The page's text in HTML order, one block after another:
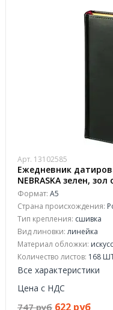
Арт. 13102585
Ежедневник
NEBRASKA зелен,
Формат: А5
Страна происхождения:
Тип крепления: сшивка
Вид линовки: линейка
Материал обложки:
Количество листов: 168
Все характеристики
Цена с НДС
747 руб 622 руб